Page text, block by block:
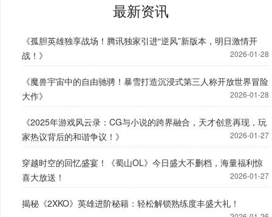
最新资讯
《孤胆英雄独享战场！腾讯独家引进“逆风”新版本，明日激情开
战！》
2026-01-28
《魔兽宇宙中的自由驰骋！暴雪打造沉浸式第三人称开放世界冒险
大作》
2026-01-28
《2025年游戏风云录：CG与小说的跨界融合，天才创意再现，玩
家热议背后的和谐争议！》
2026-01-27
穿越时空的回忆盛宴！《蜀山OL》今日盛大不删档，海量福利惊
喜大放送！
2026-01-27
揭秘《2XKO》英雄进阶秘籍：轻松解锁熟练度丰盛大礼！